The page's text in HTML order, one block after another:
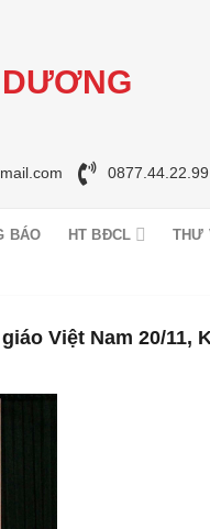
0877.44.22.99
BÁO HT BĐCL THƯ
Việt Nam 20/11,